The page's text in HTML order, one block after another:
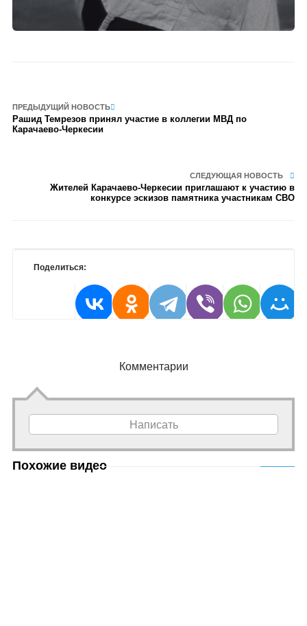
ПРЕДЫДУЩИЙ НОВОСТЬ
Рашид Темрезов принял участие в коллегии МВД по
Карачаево-Черкесии
СЛЕДУЮЩАЯ НОВОСТЬ
Жителей Карачаево-Черкесии приглашают к участию в
конкурсе эскизов памятника участникам СВО
Поделиться:
Комментарии
Написать
Похожие видео